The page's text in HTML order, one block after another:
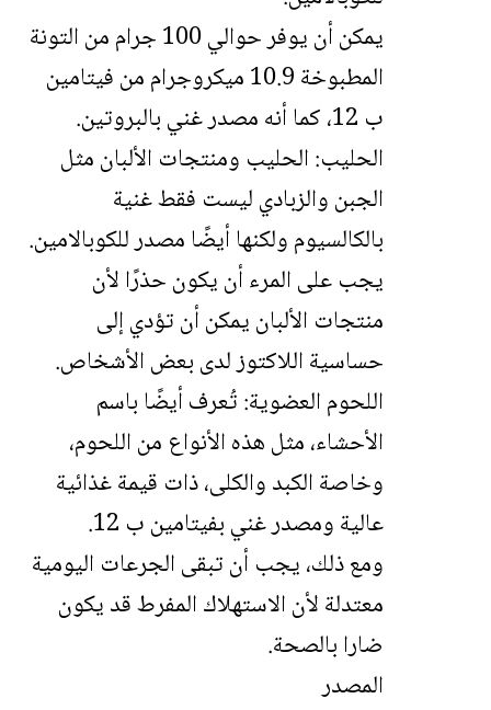
يمكن أن يوفر حوالي 100 جرام من التونة
المطبوخة 10.9 ميكروجرام من فيتامين
ب 12، كما أنه مصدر غني بالبروتين.
الحليب: الحليب ومنتجات الألبان مثل
الجبن والزبادي ليست فقط غنية
بالكالسيوم ولكنها أيضًا مصدر للكوبالامين.
يجب على المرء أن يكون حذرًا لأن
منتجات الألبان يمكن أن تؤدي إلى
حساسية اللاكتوز لدى بعض الأشخاص.
اللحوم العضوية: تُعرف أيضًا باسم
الأحشاء، مثل هذه الأنواع من اللحوم،
وخاصة الكبد والكلى، ذات قيمة غذائية
عالية ومصدر غني بفيتامين ب 12.
ومع ذلك، يجب أن تبقى الجرعات اليومية
معتدلة لأن الاستهلاك المفرط قد يكون
ضارا بالصحة.
المصدر